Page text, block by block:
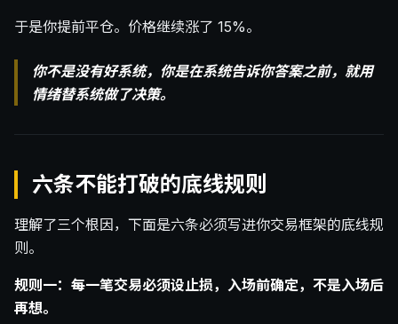
于是你提前平仓。价格继续涨了 15%。
你不是没有好系统，你是在系统告诉你答案之前，就用
情绪替系统做了决策。
六条不能打破的底线规则
理解了三个根因，下面是六条必须写进你交易框架的底线规
则。
规则一：每一笔交易必须设止损，入场前确定，不是入场后
再想。